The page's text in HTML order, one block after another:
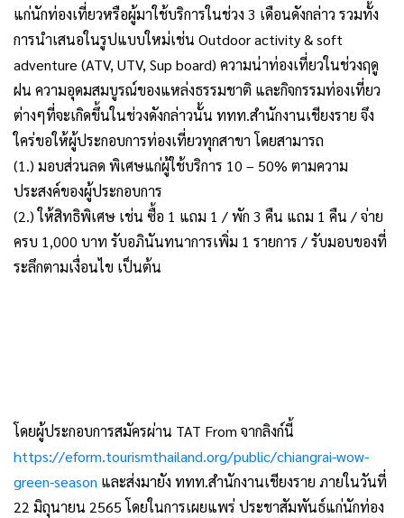
แก่นักท่องเที่ยวหรือผู้มาใช้บริการในช่วง 3 เดือนดังกล่าว รวมทั้ง
การนำเสนอในรูปแบบใหม่เช่น Outdoor activity & soft
adventure (ATV, UTV, Sup board) ความน่าท่องเที่ยวในช่วงฤดู
ฝน ความอุดมสมบูรณ์ของแหล่งธรรมชาติ และกิจกรรมท่องเที่ยว
ต่างๆที่จะเกิดขึ้นในช่วงดังกล่าวนั้น ททท.สำนักงานเชียงราย จึง
ใคร่ขอให้ผู้ประกอบการท่องเที่ยวทุกสาขา โดยสามารถ
(1.) มอบส่วนลด พิเศษแก่ผู้ใช้บริการ 10 – 50% ตามความ
ประสงค์ของผู้ประกอบการ
(2.) ให้สิทธิพิเศษ เช่น ซื้อ 1 แถม 1 / พัก 3 คืน แถม 1 คืน / จ่าย
ครบ 1,000 บาท รับอภินันทนาการเพิ่ม 1 รายการ / รับมอบของที่
ระลึกตามเงื่อนไข เป็นต้น
โดยผู้ประกอบการสมัครผ่าน TAT From จากลิงก์นี้
https://eform.tourismthailand.org/public/chiangrai-wow-
green-season และส่งมายัง ททท.สำนักงานเชียงราย ภายในวันที่
22 มิถุนายน 2565 โดยในการเผยแพร่ ประชาสัมพันธ์แก่นักท่อง